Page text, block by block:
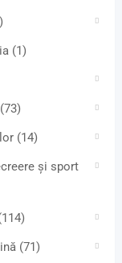
(1)
(73)
(14)
și sport
(71)